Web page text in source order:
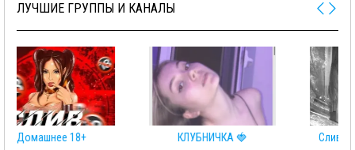
ЛУЧШИЕ ГРУППЫ И КАНАЛЫ
КЛУБНИЧКА 🍓 Сливы телеграмм 👩‍❤️‍💋‍👨